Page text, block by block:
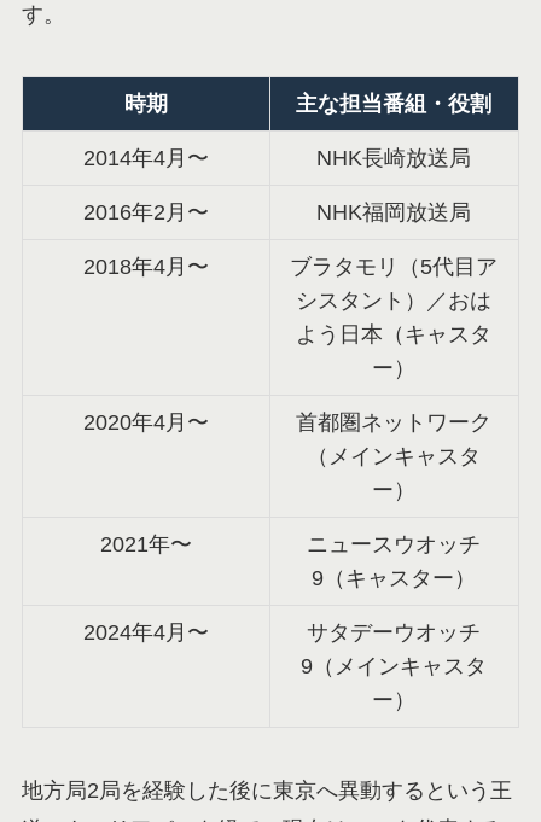
す。
時期 主な担当番組・役割
2014年4月〜 NHK長崎放送局
2016年2月〜 NHK福岡放送局
2018年4月〜
ブラタモリ（5代目ア
シスタント）／おは
よう日本（キャスタ
ー）
2020年4月〜
首都圏ネットワーク
（メインキャスタ
ー）
2021年〜
ニュースウオッチ
9（キャスター）
2024年4月〜
サタデーウオッチ
9（メインキャスタ
ー）
地方局2局を経験した後に東京へ異動するという王